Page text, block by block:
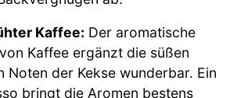
Kaffee: Der aromatische
Kaffee ergänzt die süßen
Noten der Kekse wunderbar. Ein
bringt die Aromen bestens